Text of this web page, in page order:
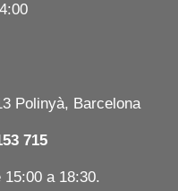
Polinyà, Barcelona
715
a 18:30.